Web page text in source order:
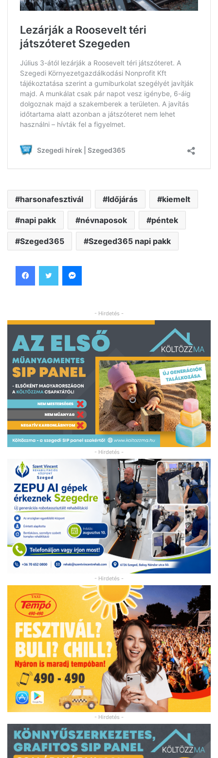
harsonafesztivál Időjárás kiemelt
napi pakk névnaposok péntek
Szeged365 Szeged365 napi pakk
- Hirdetés -
- Hirdetés -
- Hirdetés -
- Hirdetés -